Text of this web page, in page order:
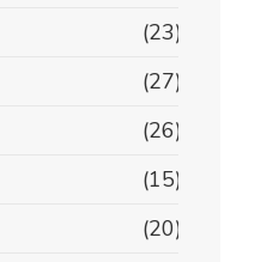
(23)
(27)
(26)
(15)
(20)